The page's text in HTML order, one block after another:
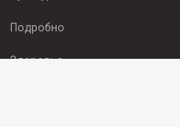
Подробно
Здоровье